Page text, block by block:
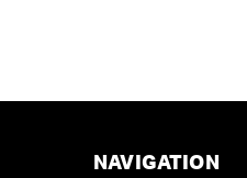
NAVIGATION